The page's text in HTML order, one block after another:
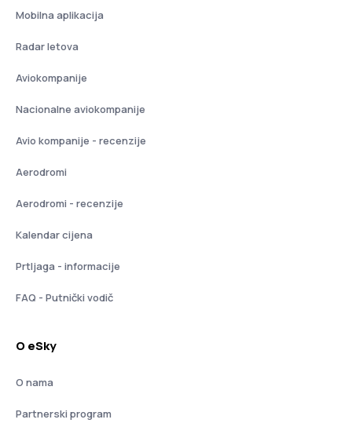
Mobilna aplikacija
Radar letova
Aviokompanije
Nacionalne aviokompanije
Avio kompanije - recenzije
Aerodromi
Aerodromi - recenzije
Kalendar cijena
Prtljaga - informacije
FAQ - Putnički vodič
O eSky
O nama
Partnerski program